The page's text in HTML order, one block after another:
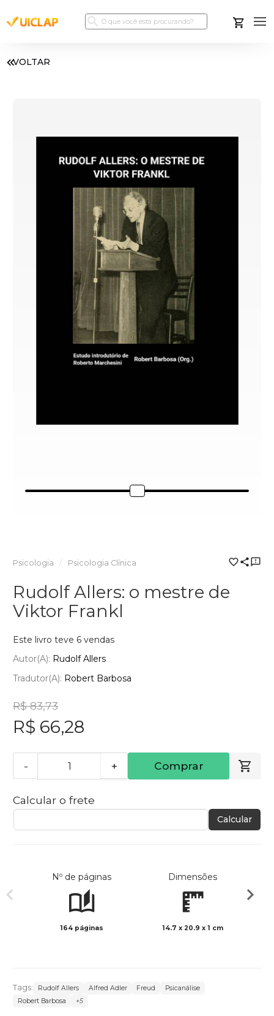
VOLTAR
Psicologia Psicologia Clínica
Rudolf Allers: o mestre de
Viktor Frankl
Este livro teve 6 vendas
Autor(a): Rudolf Allers
Tradutor(a): Robert Barbosa
R$ 83,73
R$ 66,28
- + Comprar
Calcular o frete
Calcular
Nº de páginas
164 páginas
Dimensões
14.7 x 20.9 x 1 cm
Tags: Rudolf Allers Alfred Adler Freud
Psicanálise
Robert Barbosa
+5